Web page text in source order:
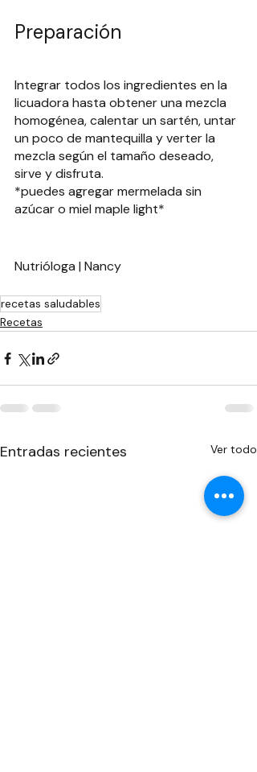
Preparación
Integrar todos los ingredientes en la
licuadora hasta obtener una mezcla
homogénea, calentar un sartén, untar
un poco de mantequilla y verter la
mezcla según el tamaño deseado,
sirve y disfruta.
*puedes agregar mermelada sin
azúcar o miel maple light*
Nutrióloga | Nancy
recetas saludables
Recetas
Entradas recientes Ver todo